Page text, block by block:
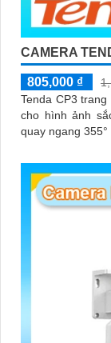
CAMERA
805,000 ₫
Tenda CP3
cho hình ảnh sắc
quay ngang